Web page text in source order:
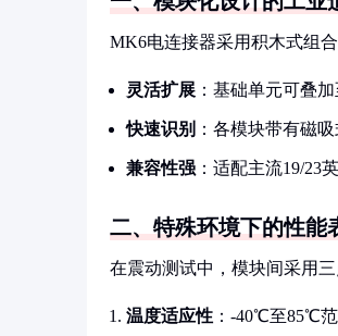
MK6电连接器采用积木式组
灵活扩展 ：基础单元可叠
快速识别 ：各模块带有磁
兼容性强 ：适配主流19/23
二、特殊环境下的性能
在震动测试中，模块间采用
温度适应性 ：-40℃至85℃